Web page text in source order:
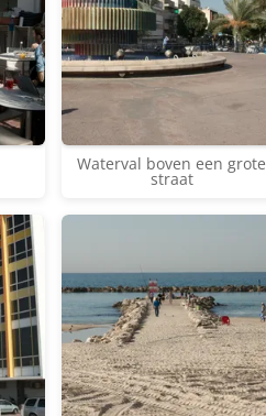
Waterval boven een grote
straat